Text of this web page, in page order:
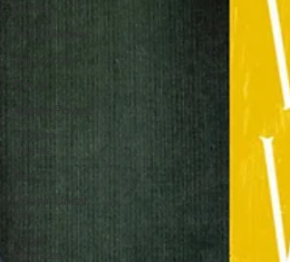
Yeni Çıkanlar
ayin-yazari
Çocuk
-Deniz Poyraz
-Oylum
Yılmaz
-Mahir Ünsal
-Elçin